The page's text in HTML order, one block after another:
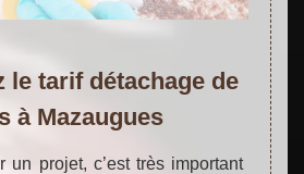
le tarif détachage de
à Mazaugues
un projet, c’est très important